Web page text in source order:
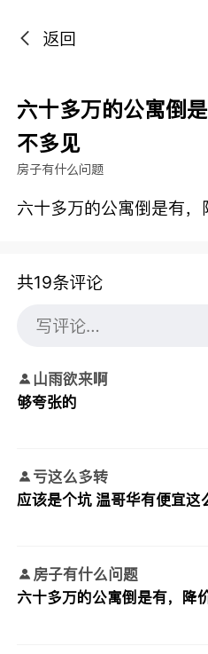
返回
六十多万的公寓倒
不多见
房子有什么问题
六十多万的公寓倒是有
共19条评论
山雨欲来啊
够夸张的
亏这么多转
应该是个坑 温哥华有便宜这
房子有什么问题
六十多万的公寓倒是有，降